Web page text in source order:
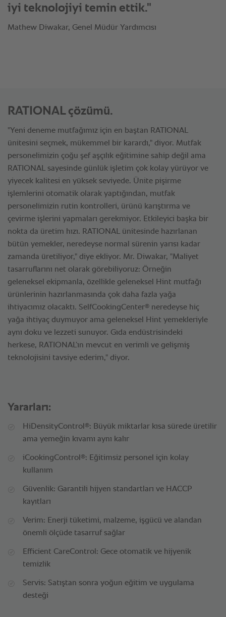
ünitemizden 4 kilo alıyoruz."
Mathew Diwakar, Genel Müdür Yardımcısı
RATIONAL çözümü.
"Yeni deneme mutfağımız için en baştan RATIONAL
ünitesini seçmek, mükemmel bir karardı," diyor. Mutfak
personelimizin çoğu şef aşçılık eğitimine sahip değil ama
RATIONAL sayesinde günlük işletim çok kolay yürüyor ve
yiyecek kalitesi en yüksek seviyede. Ünite pişirme
işlemlerini otomatik olarak yaptığından, mutfak
personelimizin rutin kontrolleri, ürünü karıştırma ve
çevirme işlerini yapmaları gerekmiyor. Etkileyici başka bir
nokta da üretim hızı. RATIONAL ünitesinde hazırlanan
bütün yemekler, neredeyse normal sürenin yarısı kadar
zamanda üretiliyor," diye ekliyor. Mr. Diwakar, "Maliyet
tasarruflarını net olarak görebiliyoruz: Örneğin
geleneksel ekipmanla, özellikle geleneksel Hint mutfağı
ürünlerinin hazırlanmasında çok daha fazla yağa
ihtiyacımız olacaktı. SelfCookingCenter® neredeyse hiç
yağa ihtiyaç duymuyor ama geleneksel Hint yemekleriyle
aynı doku ve lezzeti sunuyor. Gıda endüstrisindeki
herkese, RATIONAL’ın mevcut en verimli ve gelişmiş
teknolojisini tavsiye ederim," diyor.
Yararları:
HiDensityControl ®: Büyük miktarlar kısa sürede üretilir
ama yemeğin kıvamı aynı kalır
iCookingControl ®: Eğitimsiz personel için kolay
kullanım
Güvenlik: Garantili hijyen standartları ve HACCP
kayıtları
Verim: Enerji tüketimi, malzeme, işgücü ve alandan
önemli ölçüde tasarruf sağlar
Efficient CareControl: Gece otomatik ve hijyenik
temizlik
Servis: Satıştan sonra yoğun eğitim ve uygulama
desteği